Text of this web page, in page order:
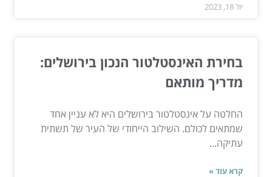
יול 18, 2023
בחירת האינסטלטור הנכון בירושלים:
מדריך מותאם
החלטה על אינסטלטור בירושלים היא לא עניין אחד
שמתאים לכולם. השילוב הייחודי של העיר של תשתית
עתיקה...
קרא עוד »